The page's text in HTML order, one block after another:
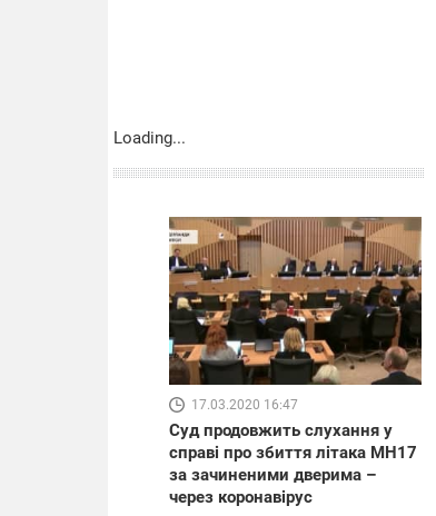
Loading...
17.03.2020 16:47
Суд продовжить слухання у
справі про збиття літака MH17
за зачиненими дверима –
через коронавірус